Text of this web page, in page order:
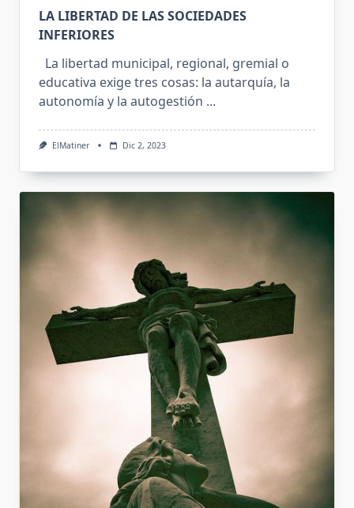
LA LIBERTAD DE LAS SOCIEDADES
INFERIORES
La libertad municipal, regional, gremial o
educativa exige tres cosas: la autarquía, la
autonomía y la autogestión ...
ElMatiner Dic 2, 2023